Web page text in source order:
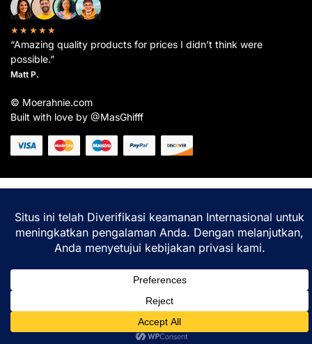
★★★★★
“Amazing quality products for prices I didn’t think were
possible.”
Matt P.
© Moerahnie.com
Built with love by @MasGhifff
Lacak
Moerahnie.com
pengalaman belanja terbaik Anda.